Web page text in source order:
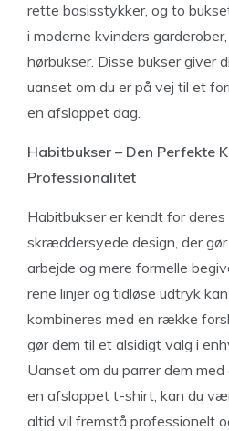
rette basisstykker, og to
i moderne kvinders
hørbukser. Disse bukser giver
uanset om du er på vej til et
en afslappet dag.
Habitbukser – Den Perfekte
Professionalitet
Habitbukser er kendt for deres
skræddersyede design, der
arbejde og mere formelle
rene linjer og tidløse udtryk
kombineres med en række
gør dem til et alsidigt valg i
Uanset om du parrer dem
en afslappet t-shirt, kan du
altid vil fremstå professionelt